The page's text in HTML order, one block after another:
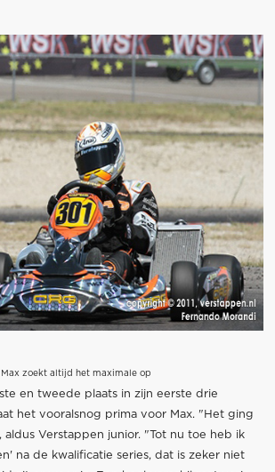
Max zoekt altijd het maximale op
en tweede plaats in zijn eerste drie
het vooralsnog prima voor Max. "Het ging
Verstappen junior. "Tot nu toe heb ik
na de kwalificatie series, dat is zeker niet